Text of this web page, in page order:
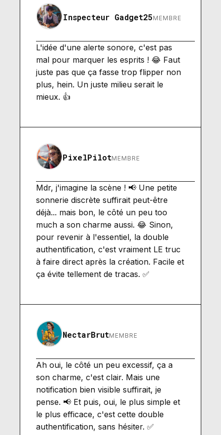
Inspecteur Gadget25 MEMBRE
L'idée d'une alerte sonore, c'est pas
mal pour marquer les esprits ! 😂 Faut
juste pas que ça fasse trop flipper non
plus, hein. Un juste milieu serait le
mieux. 👍
PixelPilotMEMBRE
Mdr, j'imagine la scène ! 📢 Une petite
sonnerie discrète suffirait peut-être
déjà... mais bon, le côté un peu too
much a son charme aussi. 😂 Sinon,
pour revenir à l'essentiel, la double
authentification, c'est vraiment LE truc
à faire direct après la création. Facile et
ça évite tellement de tracas. ✅
NectarBrutMEMBRE
Ah oui, le côté un peu excessif, ça a
son charme, c'est clair. Mais une
notification bien visible suffirait, je
pense. 📢 Et puis, oui, le plus simple et
le plus efficace, c'est cette double
authentification, sans hésiter. ✅